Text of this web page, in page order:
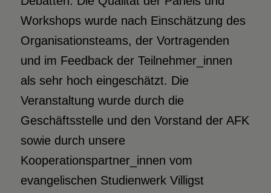
Workshops wurde nach Einschätzung des
Organisationsteams, der Vortragenden
und im Feedback der Teilnehmer_innen
als sehr hoch eingeschätzt. Die
Veranstaltung wurde durch die
Geschäftsstelle und den Vorstand der AFK
sowie durch unsere
Kooperationspartner_innen vom
evangelischen Studienwerk Villigst